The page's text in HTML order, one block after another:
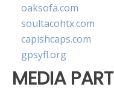
oaksofa.com
soultacohtx.com
capishcaps.com
gpsyfl.org
MEDIA